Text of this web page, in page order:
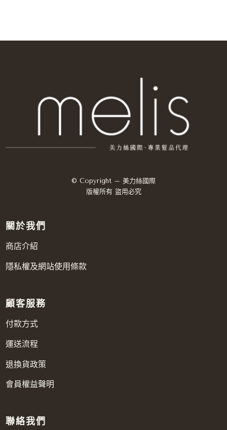
© Copyright – 美力絲國際
版權所有 盜用必究
關於我們
商店介紹
隱私權及網站使用條款
顧客服務
付款方式
運送流程
退換貨政策
會員權益聲明
聯絡我們